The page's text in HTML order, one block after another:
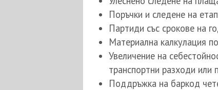
Поръчки и следене на
Партиди със срокове на
Материална калкулация
Увеличение на
транспортни разходи
Поддръжка на баркод